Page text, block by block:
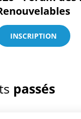
INSCRIPTION
passés